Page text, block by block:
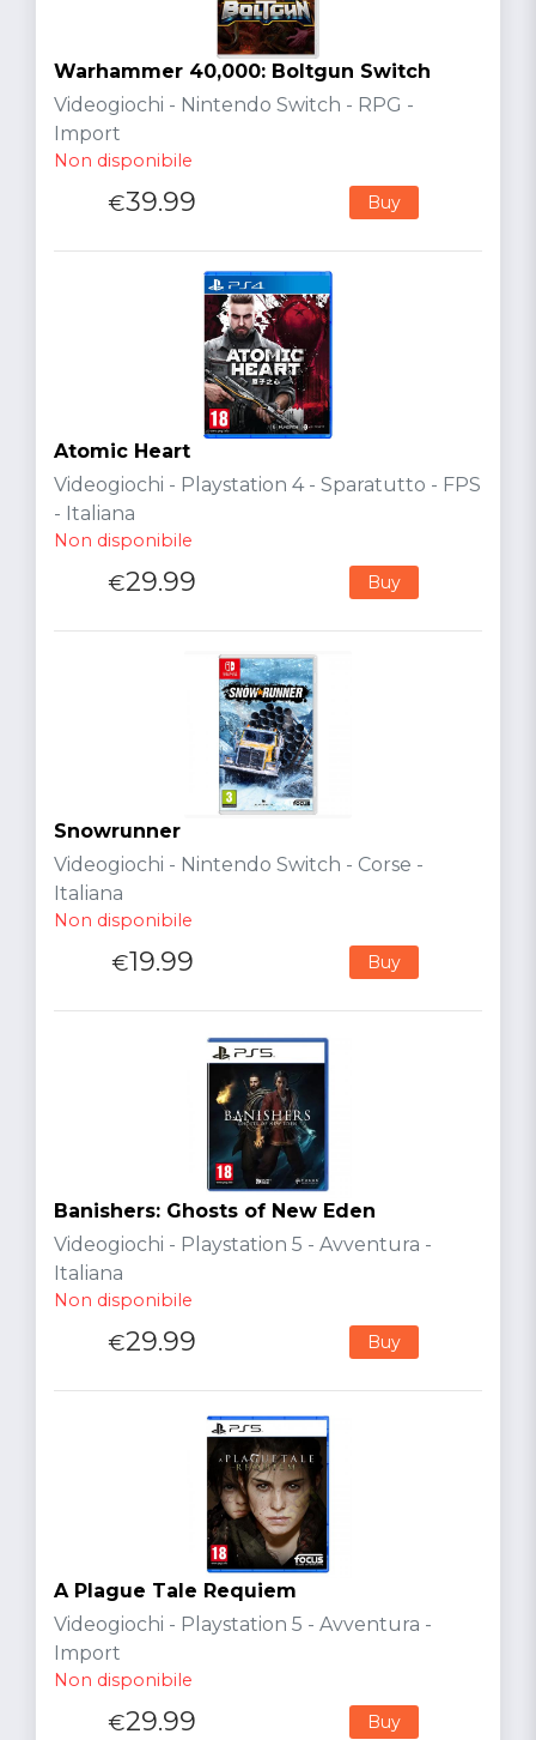
Warhammer 40,000: Boltgun Switch
Videogiochi - Nintendo Switch - RPG -
Import
Non disponibile
€39.99 Buy
Atomic Heart
Videogiochi - Playstation 4 - Sparatutto - FPS
- Italiana
Non disponibile
€29.99 Buy
Snowrunner
Videogiochi - Nintendo Switch - Corse -
Italiana
Non disponibile
€19.99 Buy
Banishers: Ghosts of New Eden
Videogiochi - Playstation 5 - Avventura -
Italiana
Non disponibile
€29.99 Buy
A Plague Tale Requiem
Videogiochi - Playstation 5 - Avventura -
Import
Non disponibile
€29.99 Buy